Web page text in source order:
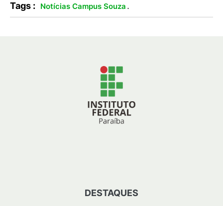
Tags : Notícias Campus Souza .
DESTAQUES